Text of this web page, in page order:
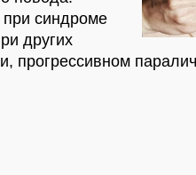
при синдроме
других
прогрессивном